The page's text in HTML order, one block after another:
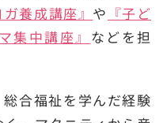
ガ養成講座』 や 『子ど
集中講座』 などを担
合福祉を学んだ経験